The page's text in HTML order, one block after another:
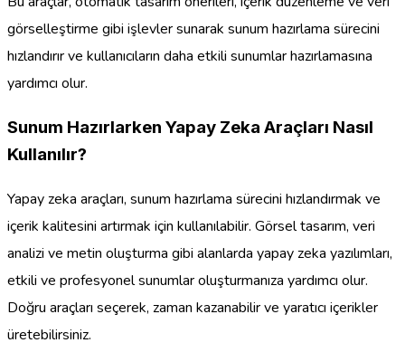
görselleştirme gibi işlevler sunarak sunum hazırlama sürecini
hızlandırır ve kullanıcıların daha etkili sunumlar hazırlamasına
yardımcı olur.
Sunum Hazırlarken Yapay Zeka Araçları Nasıl
Kullanılır?
Yapay zeka araçları, sunum hazırlama sürecini hızlandırmak ve
içerik kalitesini artırmak için kullanılabilir. Görsel tasarım, veri
analizi ve metin oluşturma gibi alanlarda yapay zeka yazılımları,
etkili ve profesyonel sunumlar oluşturmanıza yardımcı olur.
Doğru araçları seçerek, zaman kazanabilir ve yaratıcı içerikler
üretebilirsiniz.